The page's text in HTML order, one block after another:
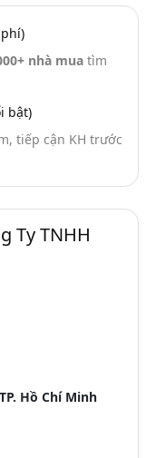
nhà muatìm
bật)
tiếp cận KH trước
Ty TNHH
TP. Hồ Chí Minh